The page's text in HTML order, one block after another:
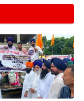
ar
e